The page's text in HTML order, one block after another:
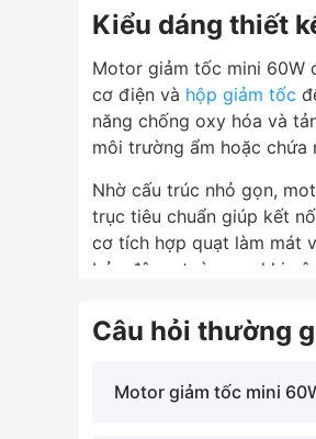
biến
Motor giảm tốc mini
5.2. Motor giảm tốc
(RH - RA)
6. Chính sách mua hàng
motorgiamtoc.org
6.1. Bảo hành rõ ràng
6.2. Giao hàng trên
6.3. Sản phẩm chất
6.4.
Giá tốt - Ưu đãi
lớn
6.6.
Liên hệ mua hàng -
Kiểu dáng thiết
Motor giảm tốc mini 60W
cơ điện và hộp giảm tốc
năng chống oxy hóa và
môi trường ẩm hoặc chứa
Nhờ cấu trúc nhỏ gọn,
trục tiêu chuẩn giúp kết
cơ tích hợp quạt làm mát
bảo độ an toàn cao khi
Câu hỏi thường
Motor giảm tốc mini